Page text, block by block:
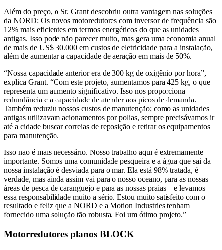
Além do preço, o Sr. Grant descobriu outra vantagem nas soluções
da NORD: Os novos motoredutores com inversor de frequência são
12% mais eficientes em termos energéticos do que as unidades
antigas. Isso pode não parecer muito, mas gera uma economia anual
de mais de US$ 30.000 em custos de eletricidade para a instalação,
além de aumentar a capacidade de aeração em mais de 50%.
“Nossa capacidade anterior era de 300 kg de oxigênio por hora”,
explica Grant. “Com este projeto, aumentamos para 425 kg, o que
representa um aumento significativo. Isso nos proporciona
redundância e a capacidade de atender aos picos de demanda.
Também reduziu nossos custos de manutenção; como as unidades
antigas utilizavam acionamentos por polias, sempre precisávamos ir
até a cidade buscar correias de reposição e retirar os equipamentos
para manutenção.
Isso não é mais necessário. Nosso trabalho aqui é extremamente
importante. Somos uma comunidade pesqueira e a água que sai da
nossa instalação é desviada para o mar. Ela está 98% tratada, é
verdade, mas ainda assim vai para o nosso oceano, para as nossas
áreas de pesca de caranguejo e para as nossas praias – e levamos
essa responsabilidade muito a sério. Estou muito satisfeito com o
resultado e feliz que a NORD e a Motion Industries tenham
fornecido uma solução tão robusta. Foi um ótimo projeto.”
Motorredutores planos BLOCK